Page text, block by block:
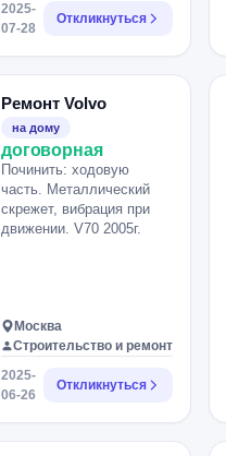
2025-
07-28
Откликнуться
Ремонт Volvo
на дому
договорная
Починить: ходовую
часть. Металлический
скрежет, вибрация при
движении. V70 2005г.
Москва
Строительство и ремонт
2025-
06-26
Откликнуться